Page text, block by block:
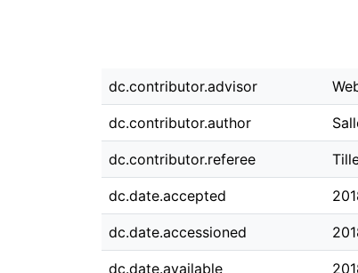
dc.contributor.advisor
dc.contributor.author
dc.contributor.referee
dc.date.accepted
dc.date.accessioned
dc.date.available